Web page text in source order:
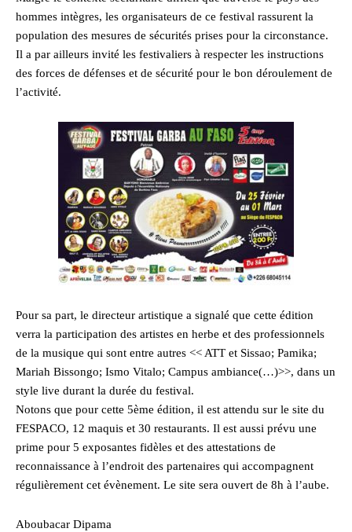
hommes intègres, les organisateurs de ce festival rassurent la
population des mesures de sécurités prises pour la circonstance.
Il a par ailleurs invité les festivaliers à respecter les instructions
des forces de défenses et de sécurité pour le bon déroulement de
l’activité.
Pour sa part, le directeur artistique a signalé que cette édition
verra la participation des artistes en herbe et des professionnels
de la musique qui sont entre autres << ATT et Sissao; Pamika;
Mariah Bissongo; Ismo Vitalo; Campus ambiance(…)>>, dans un
style live durant la durée du festival.
Notons que pour cette 5ème édition, il est attendu sur le site du
FESPACO, 12 maquis et 30 restaurants. Il est aussi prévu une
prime pour 5 exposantes fidèles et des attestations de
reconnaissance à l’endroit des partenaires qui accompagnent
régulièrement cet évènement. Le site sera ouvert de 8h à l’aube.
Aboubacar Dipama